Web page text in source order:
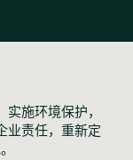
施环境保护，
业责任，重新定